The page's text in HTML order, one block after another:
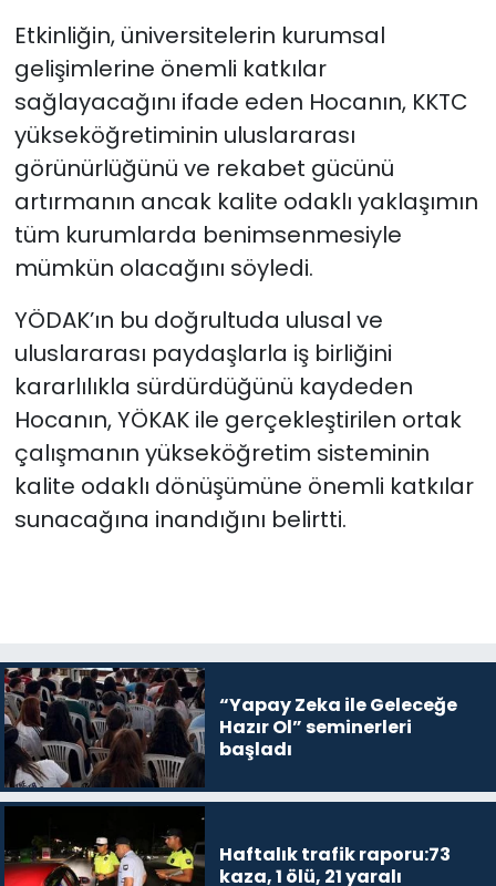
Etkinliğin, üniversitelerin kurumsal
gelişimlerine önemli katkılar
sağlayacağını ifade eden Hocanın, KKTC
yükseköğretiminin uluslararası
görünürlüğünü ve rekabet gücünü
artırmanın ancak kalite odaklı yaklaşımın
tüm kurumlarda benimsenmesiyle
mümkün olacağını söyledi.
YÖDAK’ın bu doğrultuda ulusal ve
uluslararası paydaşlarla iş birliğini
kararlılıkla sürdürdüğünü kaydeden
Hocanın, YÖKAK ile gerçekleştirilen ortak
çalışmanın yükseköğretim sisteminin
kalite odaklı dönüşümüne önemli katkılar
sunacağına inandığını belirtti.
“Yapay Zeka ile Geleceğe
Hazır Ol” seminerleri
başladı
Haftalık trafik raporu:73
kaza, 1 ölü, 21 yaralı